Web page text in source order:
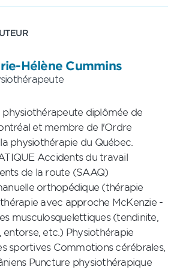
Hélène Cummins
physiothérapeute diplômée de
et membre de l'Ordre
physiothérapie du Québec.
Accidents du travail
de la route (SAAQ)
orthopédique (thérapie
avec approche McKenzie -
musculosquelettiques (tendinite,
entorse, etc.) Physiothérapie
sportives Commotions cérébrales,
Puncture physiothérapique